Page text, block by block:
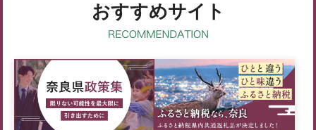
おすすめサイト